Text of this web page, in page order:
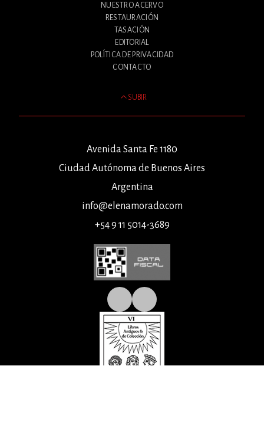
NUESTRO ACERVO
RESTAURACIÓN
TASACIÓN
EDITORIAL
POLÍTICA DE PRIVACIDAD
CONTACTO
SUBIR
Avenida Santa Fe 1180
Ciudad Autónoma de Buenos Aires
Argentina
info@elenamorado.com
+54 9 11 5014-3689